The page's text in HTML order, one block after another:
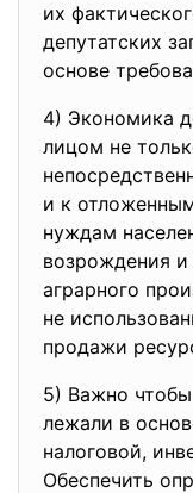
их
депутатских
основе
4) Экономика
лицом не
и к
нуждам
возрождения и
аграрного
не
продажи
5) Важно
лежали в
налоговой,
Обеспечить